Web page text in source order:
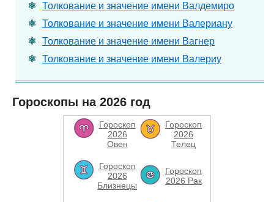
Толкование и значение имени Валдемиро
Толкование и значение имени Валериану
Толкование и значение имени Вагнер
Толкование и значение имени Валериу
Гороскопы на 2026 год
Гороскоп
2026
Овен
Гороскоп
2026
Телец
Гороскоп
2026
Близнецы
Гороскоп
2026 Рак